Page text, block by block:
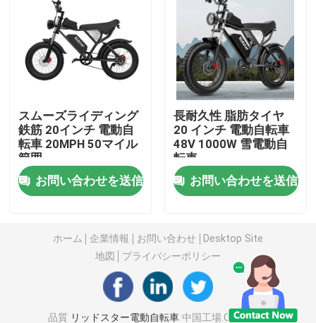
ファットタイヤ 電動マウンテンバイク
完全懸垂 電動マウンテンバイク
折る電気マウンテン バイク
オフロード 脂肪タイヤ 電動自転車
20インチ電動自転車
スムーズライディング
鉄筋 20インチ 電動自
転車 20MPH 50マイル
範囲
お問い合わせを送信
長耐久性 脂肪タイヤ
20 インチ 電動自転車
48V 1000W 雪電動自
転車
お問い合わせを送信
ホーム 企業情報 お問い合わせ
Desktop Site
地図
プライバシーポリシー
品質 リッドスター電動自転車中国工場.Copyright